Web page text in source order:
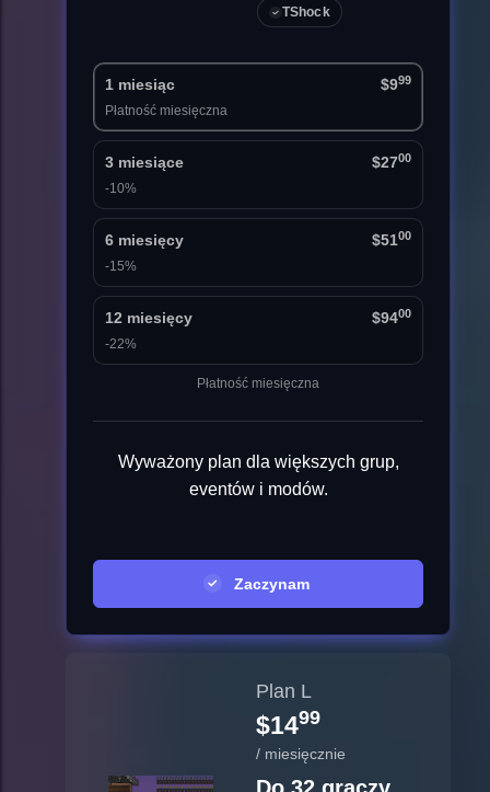
TShock
1 miesiąc $999
Płatność miesięczna
3 miesiące $2700
-10%
6 miesięcy $5100
-15%
12 miesięcy $9400
-22%
Płatność miesięczna
Wyważony plan dla większych grup,
eventów i modów.
Zaczynam
Plan L
$1499
/ miesięcznie